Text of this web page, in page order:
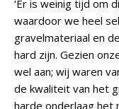
‘Er is weinig tijd om
waardoor we heel
gravelmateriaal en
hard zijn. Gezien
wel aan; wij waren
de kwaliteit van het
harde onderlaag het